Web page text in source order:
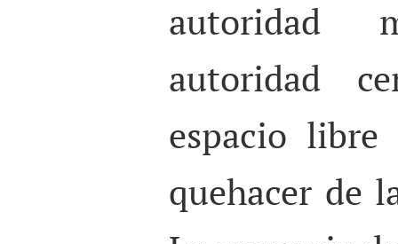
autoridad
autoridad
espacio
quehacer de